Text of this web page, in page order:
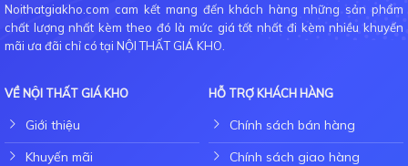
Noithatgiakho.com cam kết mang đến khách hàng những sản phẩm
chất lượng nhất kèm theo đó là mức giá tốt nhất đi kèm nhiều khuyến
mãi ưa đãi chỉ có tại NỘI THẤT GIÁ KHO.
VỀ NỘI THẤT GIÁ KHO
Giới thiệu
Khuyến mãi
HỖ TRỢ KHÁCH HÀNG
Chính sách bán hàng
Chính sách giao hàng